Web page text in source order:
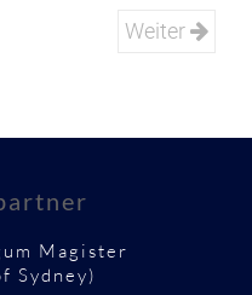
Weiter
Magister
Sydney)